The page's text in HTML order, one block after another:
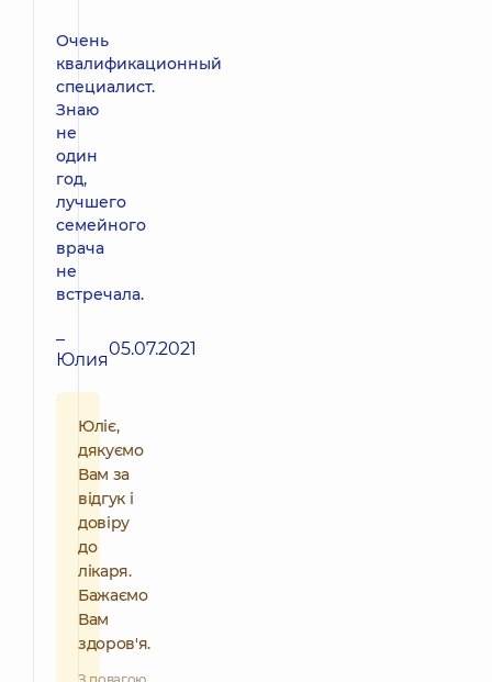
Очень
квалификационный
специалист.
Знаю
не
один
год,
лучшего
семейного
врача
не
встречала.
–
Юлия05.07.2021
Юліє,
дякуємо
Вам за
відгук і
довіру
до
лікаря.
Бажаємо
Вам
здоров'я.